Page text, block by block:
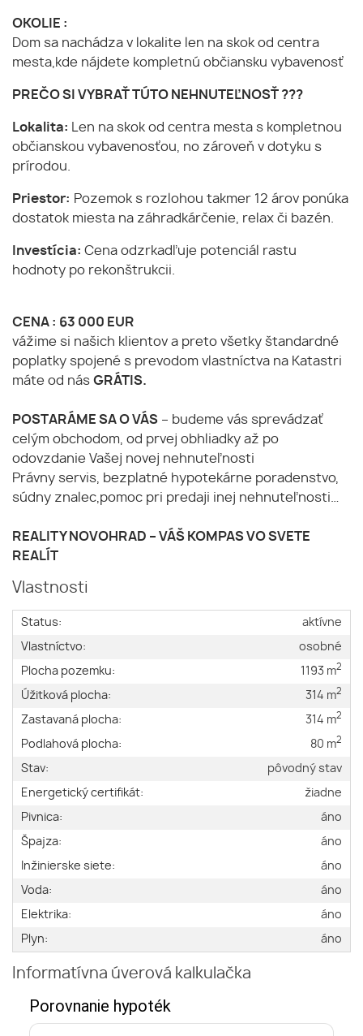
OKOLIE :
Dom sa nachádza v lokalite len na skok od centra
mesta,kde nájdete kompletnú občiansku vybavenosť
PREČO SI VYBRAŤ TÚTO NEHNUTEĽNOSŤ ???
Lokalita: Len na skok od centra mesta s kompletnou
občianskou vybavenosťou, no zároveň v dotyku s
prírodou.
Priestor: Pozemok s rozlohou takmer 12 árov ponúka
dostatok miesta na záhradkárčenie, relax či bazén.
Investícia: Cena odzrkadľuje potenciál rastu
hodnoty po rekonštrukcii.
CENA : 63 000 EUR
vážime si našich klientov a preto všetky štandardné
poplatky spojené s prevodom vlastníctva na Katastri
máte od nás GRÁTIS.
POSTARÁME SA O VÁS – budeme vás sprevádzať
celým obchodom, od prvej obhliadky až po
odovzdanie Vašej novej nehnuteľnosti
Právny servis, bezplatné hypotekárne poradenstvo,
súdny znalec,pomoc pri predaji inej nehnuteľnosti…
REALITY NOVOHRAD – VÁŠ KOMPAS VO SVETE
REALÍT
Vlastnosti
Status:
aktívne
Vlastníctvo:
osobné
Plocha pozemku:
1193 m2
Úžitková plocha: 314 m2
Zastavaná plocha: 314 m2
Podlahová plocha: 80 m2
Stav:
pôvodný stav
Energetický certifikát:
žiadne
Pivnica:
áno
Špajza:
áno
Inžinierske siete:
áno
Voda:
áno
Elektrika:
áno
Plyn:
áno
Informatívna úverová kalkulačka